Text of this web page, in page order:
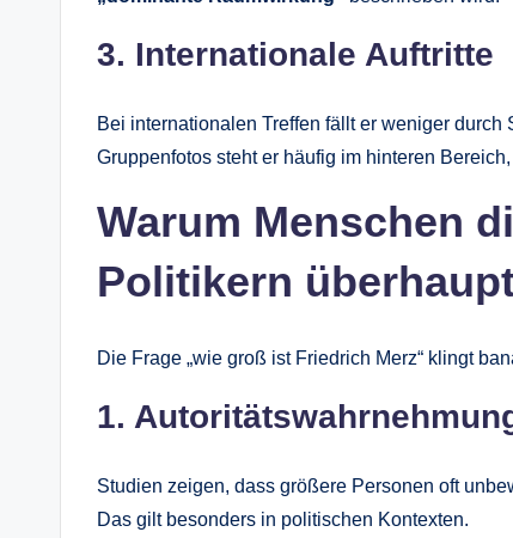
3. Internationale Auftritte
Bei internationalen Treffen fällt er weniger
Gruppenfotos steht er häufig im hinteren
Warum Menschen
Politikern
Die Frage „wie groß ist Friedrich Merz“ klingt
1.
Studien zeigen, dass größere Personen oft
Das gilt besonders in politischen Kontexten.